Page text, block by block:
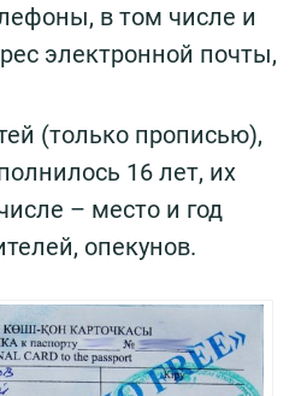
в том числе и
электронной почты,
(только прописью),
16 лет, их
– место и год
опекунов.